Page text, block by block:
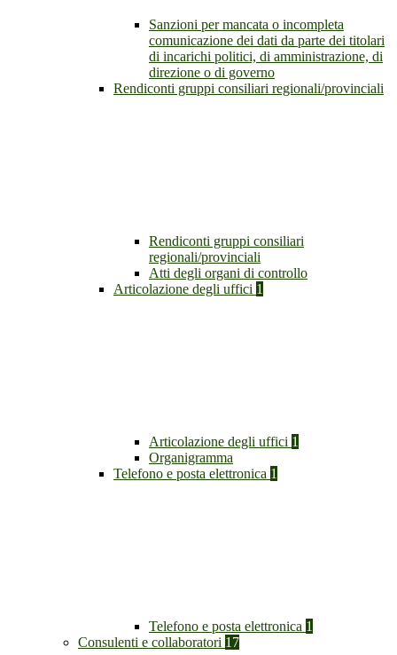
Sanzioni per mancata o incompleta
comunicazione dei dati da parte dei titolari
di incarichi politici, di amministrazione, di
direzione o di governo
Rendiconti gruppi consiliari regionali/provinciali
Rendiconti gruppi consiliari
regionali/provinciali
Atti degli organi di controllo
Articolazione degli uffici 1
Articolazione degli uffici 1
Organigramma
Telefono e posta elettronica 1
Telefono e posta elettronica 1
Consulenti e collaboratori 17